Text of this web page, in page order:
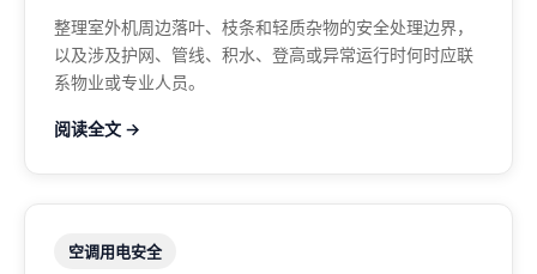
整理室外机周边落叶、枝条和轻质杂物的安全处理边界，
以及涉及护网、管线、积水、登高或异常运行时何时应联
系物业或专业人员。
阅读全文 →
空调用电安全